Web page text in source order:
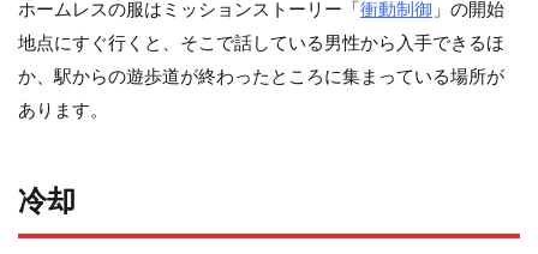
ホームレスの服はミッションストーリー「衝動制御 」の開始
地点にすぐ行くと、そこで話している男性から入手できるほ
か、駅からの遊歩道が終わったところに集まっている場所が
あります。
冷却